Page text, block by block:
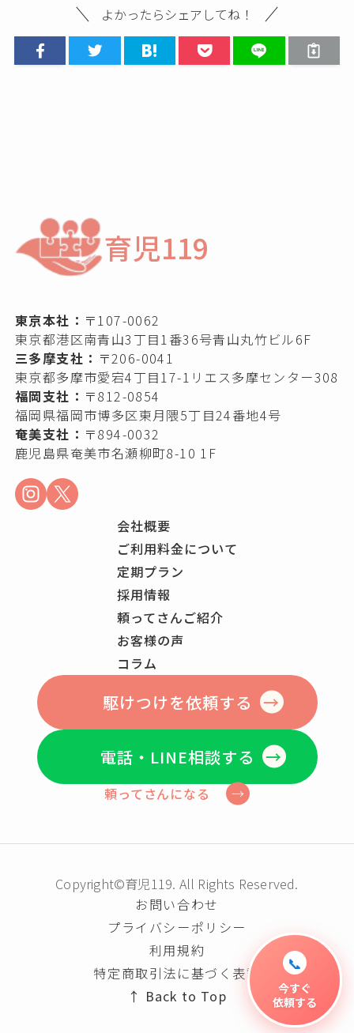
よかったらシェアしてね！
📞
今すぐ
依頼する
育児119
東京本社： 〒107-0062
東京都港区南青山3丁目1番36号青山丸竹ビル6F
三多摩支社： 〒206-0041
東京都多摩市愛宕4丁目17-1リエス多摩センター308
福岡支社： 〒812-0854
福岡県福岡市博多区東月隈5丁目24番地4号
奄美支社： 〒894-0032
鹿児島県奄美市名瀬柳町8-10 1F
会社概要
ご利用料金について
定期プラン
採用情報
頼ってさんご紹介
お客様の声
コラム
駆けつけを依頼する
電話・LINE相談する
頼ってさんになる
Copyright©育児119. All Rights Reserved.
お問い合わせ
プライバシーポリシー
利用規約
特定商取引法に基づく表記
Back to Top